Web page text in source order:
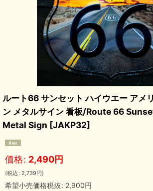
ルート66 サンセット ハイウエー アメ
ン メタルサイン 看板/Route 66
Metal Sign [JAKP32]
価格: 2,490円
(税込 : 2,739円)
希望小売価格税抜: 2,900円